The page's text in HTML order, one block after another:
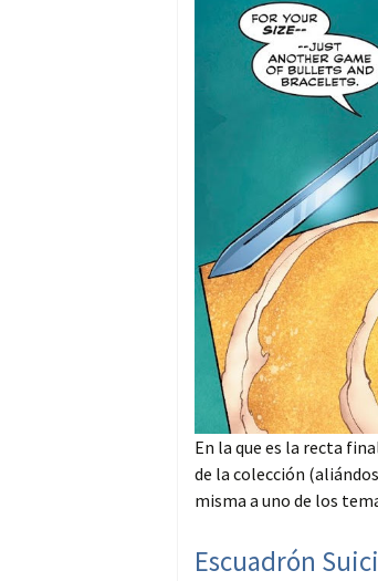
En la que es la recta
de la colección
misma a uno de los
Escuadrón